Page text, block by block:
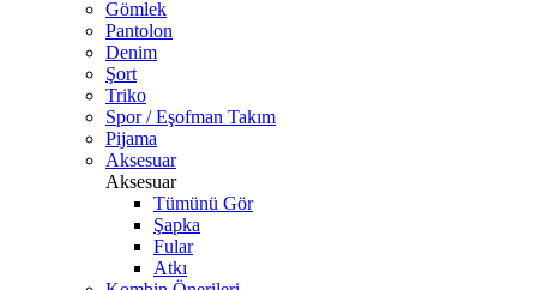
Gömlek
Pantolon
Denim
Şort
Triko
Spor / Eşofman Takım
Pijama
Aksesuar
Aksesuar
Tümünü Gör
Şapka
Fular
Atkı